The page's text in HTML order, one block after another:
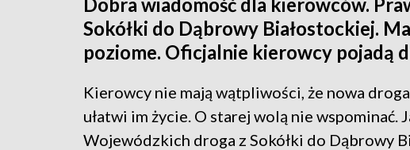
Sokółki do Dąbrowy Białostockiej.
poziome. Oficjalnie kierowcy pojadą
Kierowcy nie mają wątpliwości, że nowa
ułatwi im życie. O starej wolą nie
Wojewódzkich droga z Sokółki do Dąbrowy